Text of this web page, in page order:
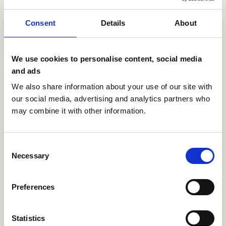
Consent Details About
We use cookies to personalise content, social media
and ads
We also share information about your use of our site with
our social media, advertising and analytics partners who
may combine it with other information.
Selection
Necessary
Preferences
Statistics